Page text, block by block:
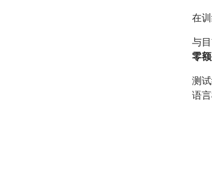
在
与
零
测
语